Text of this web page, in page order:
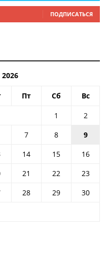
ПОДПИСАТЬСЯ
Пт Сб Вс
1
2
7 8
9
14 15
16
21 22
23
28 29
30